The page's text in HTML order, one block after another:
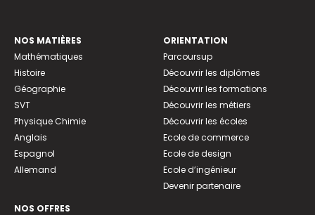
NOS MATIÈRES
Mathématiques
Histoire
Géographie
SVT
Physique Chimie
Anglais
Espagnol
Allemand
NOS OFFRES
ORIENTATION
Parcoursup
Découvrir les diplômes
Découvrir les formations
Découvrir les métiers
Découvrir les écoles
Ecole de commerce
Ecole de design
Ecole d’ingénieur
Devenir partenaire